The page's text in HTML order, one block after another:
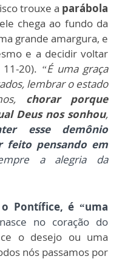
trouxe a parábola
chega ao fundo da
grande amargura, e
e a decidir voltar
20). “É uma graça
lembrar o estado
chorar porque
Deus nos sonhou,
esse demônio
feito pensando em
a alegria da
o Pontífice, é “uma
no coração do
o desejo ou uma
nós passamos por